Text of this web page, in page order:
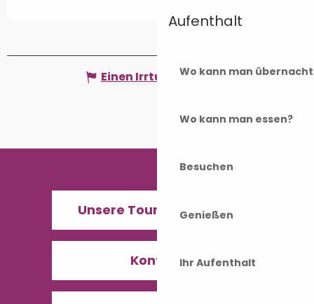
Aufenthalt
Wo kann man
Wo kann man essen?
Besuchen
Genießen
Ihr Aufenthalt
Einen Irrtum angeben
Unsere Tourismusbüros
Kontakt